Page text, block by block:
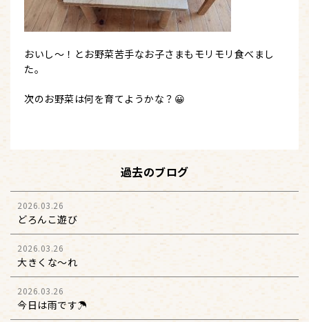
おいし～！とお野菜苦手なお子さまもモリモリ食べまし
た。
次のお野菜は何を育てようかな？😀
過去のブログ
2026.03.26
どろんこ遊び
2026.03.26
大きくな～れ
2026.03.26
今日は雨です☂️